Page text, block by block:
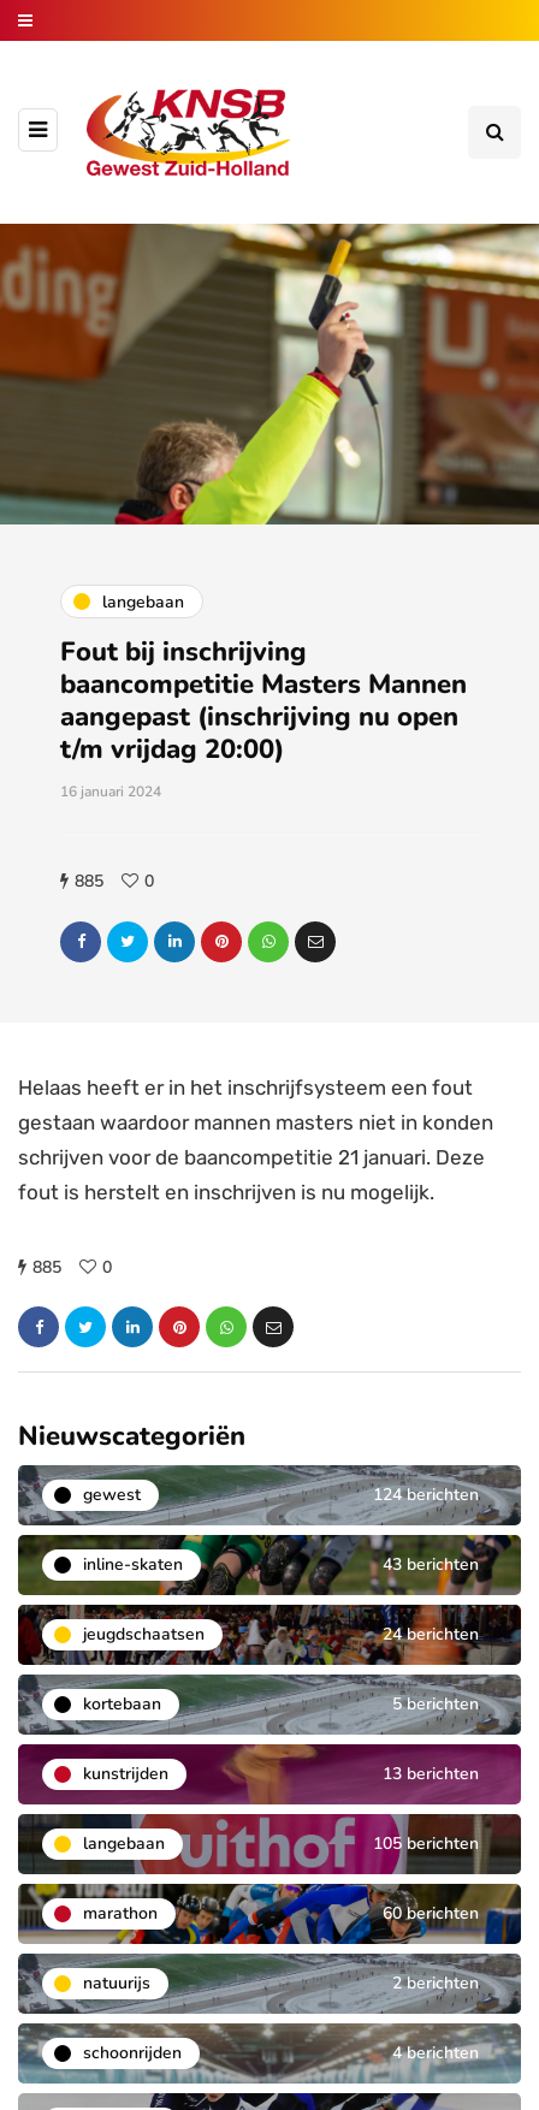
langebaan
Fout bij inschrijving
baancompetitie Masters Mannen
aangepast (inschrijving nu open
t/m vrijdag 20:00)
16 januari 2024
885 0
Helaas heeft er in het inschrijfsysteem een fout
gestaan waardoor mannen masters niet in konden
schrijven voor de baancompetitie 21 januari. Deze
fout is herstelt en inschrijven is nu mogelijk.
885 0
Nieuwscategoriën
gewest 124 berichten
inline-skaten 43 berichten
jeugdschaatsen 24 berichten
kortebaan 5 berichten
kunstrijden 13 berichten
langebaan 105 berichten
marathon 60 berichten
natuurijs 2 berichten
schoonrijden 4 berichten